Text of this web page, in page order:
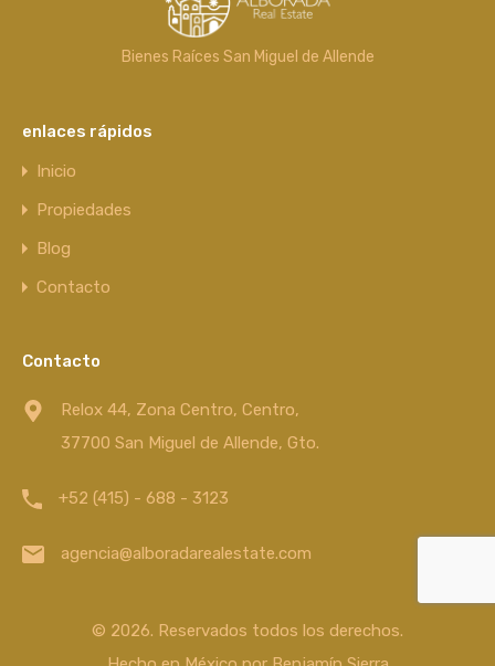
Bienes Raíces San Miguel de Allende
enlaces rápidos
Inicio
Propiedades
Blog
Contacto
Contacto
Relox 44, Zona Centro, Centro,
37700 San Miguel de Allende, Gto.
+52 (415) - 688 - 3123
agencia@alboradarealestate.com
© 2026. Reservados todos los derechos.